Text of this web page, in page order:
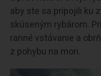
aby ste sa pripojili ku
skúseným rybárom.
ranné vstávanie a
z pohybu na mori.